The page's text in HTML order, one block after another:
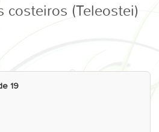
costeiros (Teleostei)
19